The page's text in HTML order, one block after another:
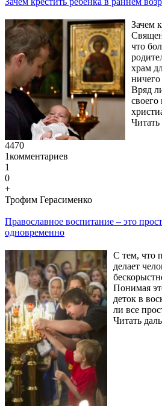
Зачем
что
храм
Вряд
своего
4470
1комментариев
1
0
+
Трофим Герасименко
Православное воспитание – это
одновременно
С тем, что
делает
Понимая
деток в
ли все
Читать